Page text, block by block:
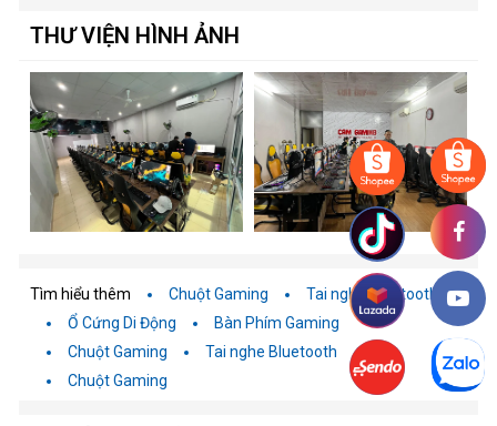
THƯ VIỆN HÌNH ẢNH
Tìm hiểu thêm Chuột Gaming
Tai nghe Bluetooth
Ổ Cứng Di Động
Bàn Phím Gaming
Chuột Gaming
Tai nghe Bluetooth
Chuột Gaming